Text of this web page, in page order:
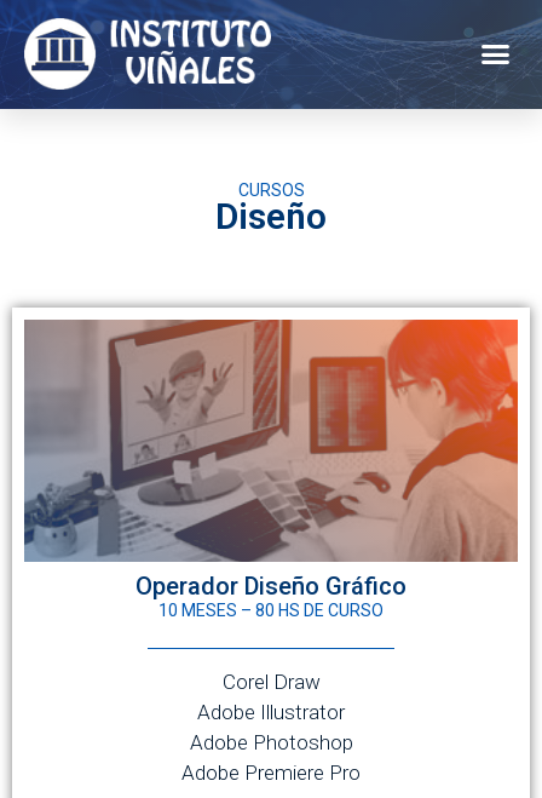
CURSOS
Diseño
Operador Diseño Gráfico
10 MESES – 80 HS DE CURSO
Corel Draw
Adobe Illustrator
Adobe Photoshop
Adobe Premiere Pro